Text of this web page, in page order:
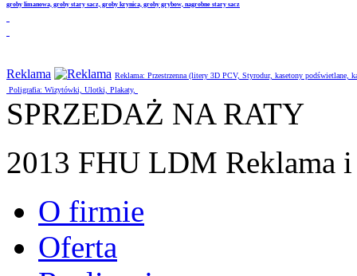
groby limanowa, groby stary sacz, groby krynica, groby grybow, nagrobne stary sacz
Reklama
Reklama: Przestrzenna (litery 3D PCV, Styrodur, kasetony
Poligrafia: Wizytówki, Ulotki, Plakaty,
SPRZEDAŻ NA RATY
2013 FHU LDM Reklama
O firmie
Oferta